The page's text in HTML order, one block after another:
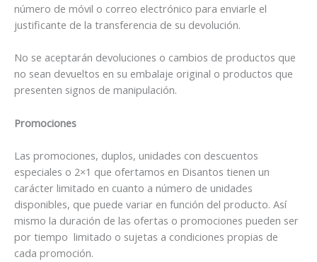
número de móvil o correo electrónico para enviarle el
justificante de la transferencia de su devolución.
No se aceptarán devoluciones o cambios de productos que
no sean devueltos en su embalaje original o productos que
presenten signos de manipulación.
Promociones
Las promociones, duplos, unidades con descuentos
especiales o 2×1 que ofertamos en Disantos tienen un
carácter limitado en cuanto a número de unidades
disponibles, que puede variar en función del producto. Así
mismo la duración de las ofertas o promociones pueden ser
por tiempo limitado o sujetas a condiciones propias de
cada promoción.